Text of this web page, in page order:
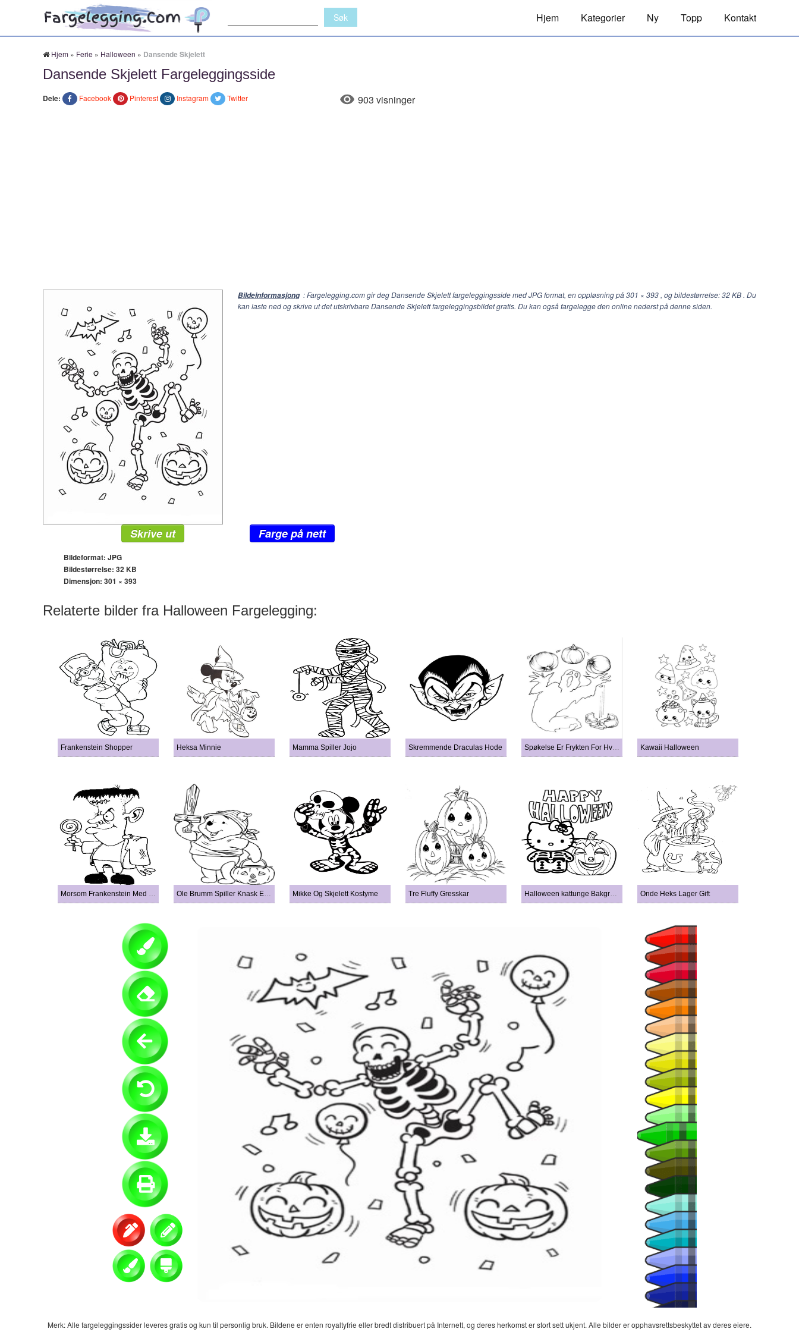
Hjem Kategorier Ny Topp Kontakt
Hjem » Ferie » Halloween » Dansende Skjelett
Dansende Skjelett Fargeleggingsside
Dele: Facebook Pinterest Instagram Twitter 903 visninger
Bildeinformasjong : Fargelegging.com gir deg Dansende Skjelett fargeleggingsside med JPG format, en oppløsning på301 × 393 , og bildestørrelse: 32 KB . Du
kan laste ned og skrive ut det utskrivbare Dansende Skjelett fargeleggingsbildet gratis. Du kan også fargelegge den online nederst på denne siden.
Skrive ut Farge på nett
Bildeformat: JPG
Bildestørrelse: 32 KB
Dimensjon: 301 × 393
Relaterte bilder fra Halloween Fargelegging:
Frankenstein Shopper Heksa Minnie Mamma Spiller Jojo Skremmende Draculas Hode Spøkelse Er Frykten For Hvitløk Kawaii Halloween
Morsom Frankenstein Med Godteri Ole Brumm Spiller Knask Eller Knep Mikke Og Skjelett Kostyme Tre Fluffy Gresskar Halloween kattunge Bakgrunn Onde Heks Lager Gift
Merk: Alle fargeleggingssider leveres gratis og kun til personlig bruk. Bildene er enten royaltyfrie eller bredt distribuert på Internett, og deres herkomst er stort sett ukjent. Alle bilder er opphavsrettsbeskyttet av deres eiere.